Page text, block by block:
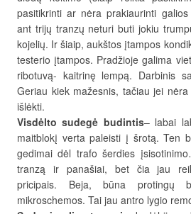
pasitikrinti ar nėra prakiaurinti
ant trijų tranzų neturi buti jokiu
kojelių. Ir šiaip, aukštos įtampos
testerio įtampos. Pradžioje galima
ribotuvą- kaitrinę lempą. Darbinis
Geriau kiek mažesnis, tačiau jei
išlėkti.
Visdėlto sudegė budintis– labai
maitblokį verta paleisti į šrotą. Ten
gedimai dėl trafo šerdies
tranzą ir panašiai, bet čia jau
pricipais. Beja, būna protingų
mikroschemos. Tai jau antro lygio